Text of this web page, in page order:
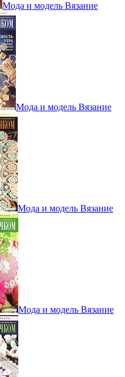
Мода и модель Вязание
Мода и модель Вязание
Мода и модель Вязание
Мода и модель Вязание